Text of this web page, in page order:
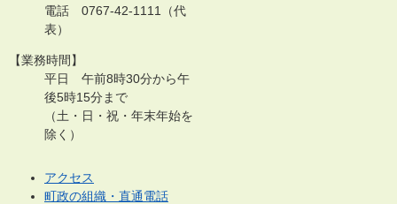
電話 0767-42-1111（代
表）
【業務時間】
平日 午前8時30分から午
後5時15分まで
（土・日・祝・年末年始を
除く）
アクセス
町政の組織・直通電話